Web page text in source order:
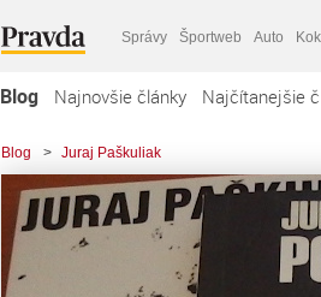
Správy Športweb Auto
Blog Najnovšie články Najčítanejšie
Blog > Juraj Paškuliak